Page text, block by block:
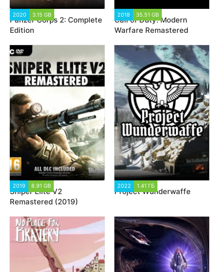
2020 3.15 GB
Panzer Corps 2: Complete
Edition
2018 35.51 GB
Call of Duty: Modern
Warfare Remastered
2019 8.91 GB
Sniper Elite V2
Remastered (2019)
2022 1.41 ГБ
Project Wunderwaffe